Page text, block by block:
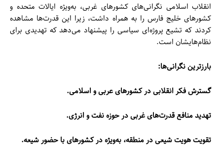
انقلاب اسلامی نگرانی‌های کشورهای غربی، به‌ویژه ایالات متحده و
کشورهای خلیج فارس را به همراه داشت، زیرا این قدرت‌ها مشاهده
کردند که تشیع پروژه‌ای سیاسی را پیشنهاد می‌دهد که تهدیدی برای
نظام‌هایشان است.
بارزترین نگرانی‌ها:
گسترش فکر انقلابی در کشورهای عربی و اسلامی.
تهدید منافع قدرت‌های غربی در حوزه نفت و انرژی.
تقویت هویت شیعی در منطقه، به‌ویژه در کشورهای با حضور شیعه.